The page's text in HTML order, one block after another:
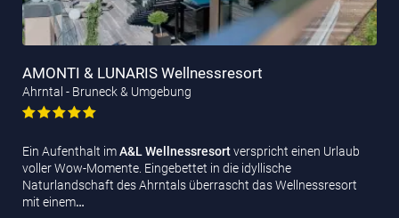
AMONTI & LUNARIS Wellnessresort
Ahrntal - Bruneck & Umgebung
Ein Aufenthalt imA&L Wellnessresortverspricht einen Urlaub
voller Wow-Momente. Eingebettet in die idyllische
Naturlandschaft des Ahrntals überrascht das Wellnessresort
mit einem…